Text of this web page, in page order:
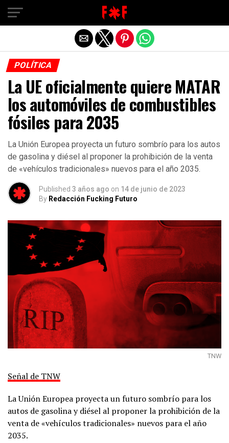
POLÍTICA
La UE oficialmente quiere MATAR
los automóviles de combustibles
fósiles para 2035
La Unión Europea proyecta un futuro sombrío para los autos
de gasolina y diésel al proponer la prohibición de la venta
de «vehículos tradicionales» nuevos para el año 2035.
Published 3 años ago on 14 de junio de 2023
By Redacción Fucking Futuro
TNW
Señal de TNW
La Unión Europea proyecta un futuro sombrío para los
autos de gasolina y diésel al proponer la prohibición de la
venta de «vehículos tradicionales» nuevos para el año
2035.